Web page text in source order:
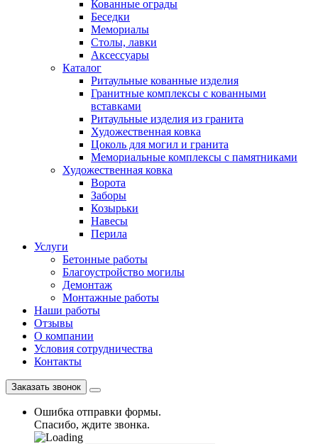
Кованные ограды
Беседки
Мемориалы
Столы, лавки
Аксессуары
Каталог
Ритаульные кованные изделия
Гранитные комплексы с кованными
вставками
Ритаульные изделия из гранита
Художественная ковка
Цоколь для могил и гранита
Мемориальные комплексы с памятниками
Художественная ковка
Ворота
Заборы
Козырьки
Навесы
Перила
Услуги
Бетонные работы
Благоустройство могилы
Демонтаж
Монтажные работы
Наши работы
Отзывы
О компании
Условия сотрудничества
Контакты
Заказать звонок
Ошибка отправки формы.
Спасибо, ждите звонка.